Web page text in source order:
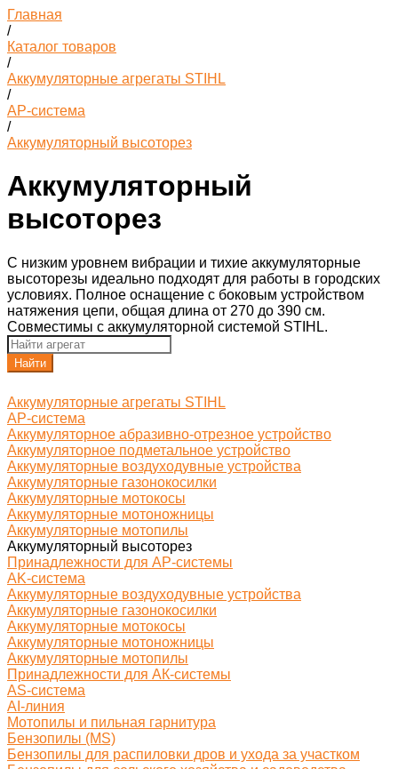
Главная
/
Каталог товаров
/
Аккумуляторные агрегаты STIHL
/
AP-система
/
Аккумуляторный высоторез
Аккумуляторный
высоторез
С низким уровнем вибрации и тихие аккумуляторные
высоторезы идеально подходят для работы в городских
условиях. Полное оснащение с боковым устройством
натяжения цепи, общая длина от 270 до 390 см.
Совместимы с аккумуляторной системой STIHL.
Найти
Аккумуляторные агрегаты STIHL
AP-система
Аккумуляторное абразивно-отрезное устройство
Аккумуляторное подметальное устройство
Аккумуляторные воздуходувные устройства
Аккумуляторные газонокосилки
Аккумуляторные мотокосы
Аккумуляторные мотоножницы
Аккумуляторные мотопилы
Аккумуляторный высоторез
Принадлежности для AP-системы
AK-система
Аккумуляторные воздуходувные устройства
Аккумуляторные газонокосилки
Аккумуляторные мотокосы
Аккумуляторные мотоножницы
Аккумуляторные мотопилы
Принадлежности для АК-системы
AS-система
AI-линия
Мотопилы и пильная гарнитура
Бензопилы (MS)
Бензопилы для распиловки дров и ухода за участком